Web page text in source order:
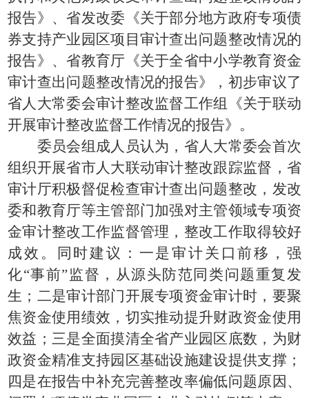
报告》、省发改委《关于部分地方政府专项债
券支持产业园区项目审计查出问题整改情况的
报告》、省教育厅《关于全省中小学教育资金
审计查出问题整改情况的报告》，初步审议了
省人大常委会审计整改监督工作组《关于联动
开展审计整改监督工作情况的报告》。
委员会组成人员认为，省人大常委会首次
组织开展省市人大联动审计整改跟踪监督，省
审计厅积极督促检查审计查出问题整改，发改
委和教育厅等主管部门加强对主管领域专项资
金审计整改工作监督管理，整改工作取得较好
成效。同时建议：一是审计关口前移，强
化“事前”监督，从源头防范同类问题重复发
生；二是审计部门开展专项资金审计时，要聚
焦资金使用绩效，切实推动提升财政资金使用
效益；三是全面摸清全省产业园区底数，为财
政资金精准支持园区基础设施建设提供支撑；
四是在报告中补充完善整改率偏低问题原因、